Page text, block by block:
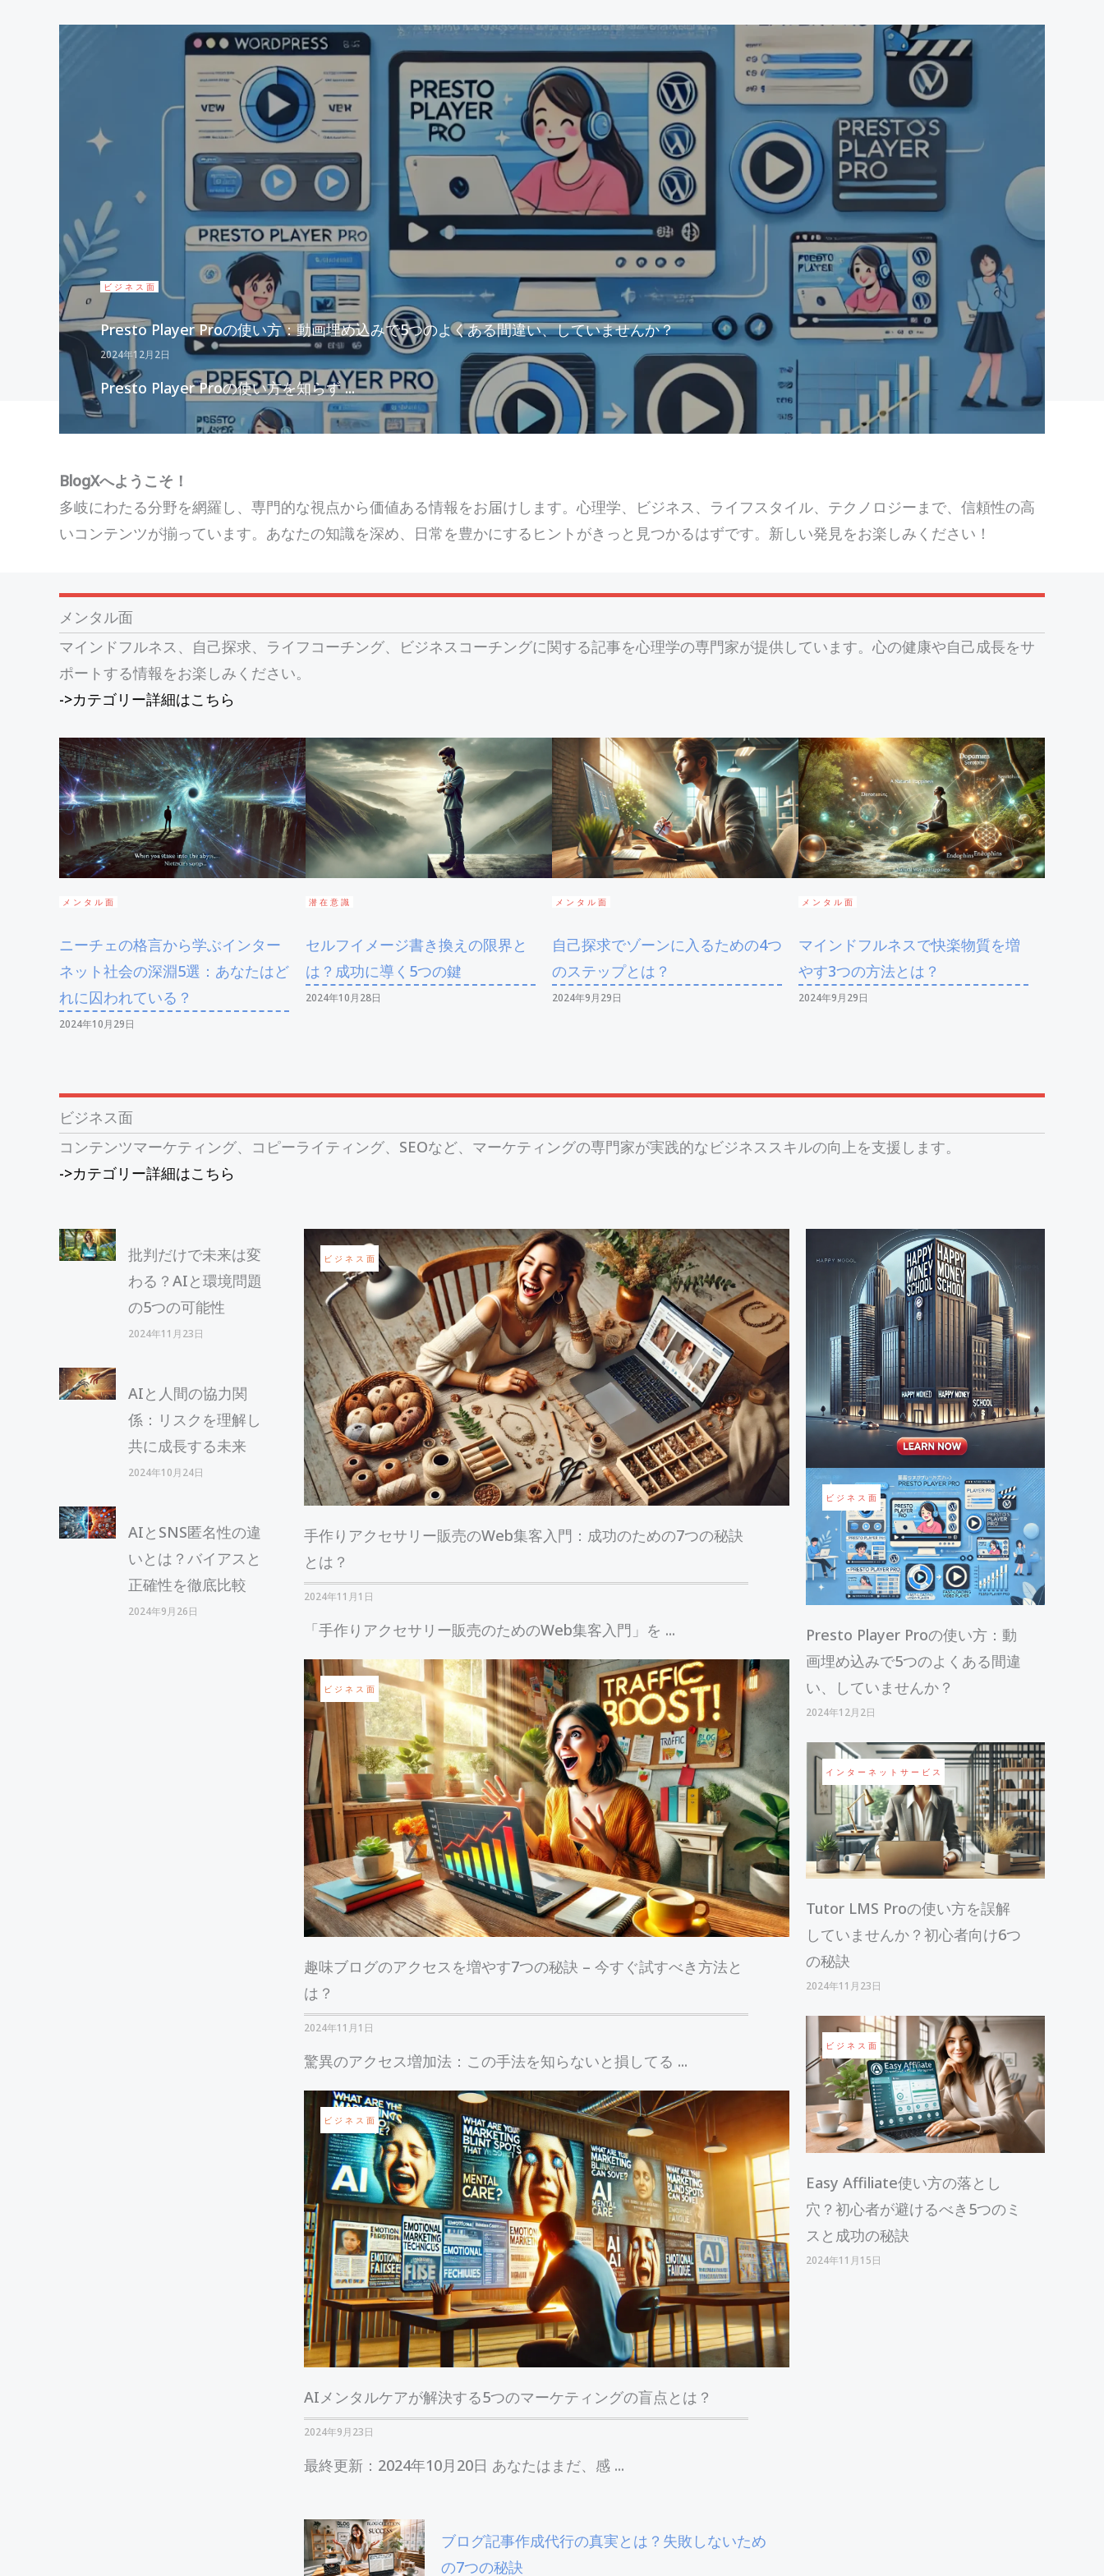
ビジネス面
Presto Player Proの使い方：動画埋め込みで5つのよくある間違い、していませんか？
2024年12月2日
Presto Player Proの使い方を知らず ...
BlogXへようこそ！
多岐にわたる分野を網羅し、専門的な視点から価値ある情報をお届けします。心理学、ビジネス、ライフスタイル、テクノロジーまで、信頼性の高
いコンテンツが揃っています。あなたの知識を深め、日常を豊かにするヒントがきっと見つかるはずです。新しい発見をお楽しみください！
メンタル面
マインドフルネス、自己探求、ライフコーチング、ビジネスコーチングに関する記事を心理学の専門家が提供しています。心の健康や自己成長をサ
ポートする情報をお楽しみください。
->カテゴリー詳細はこちら
メンタル面
ニーチェの格言から学ぶインター
ネット社会の深淵5選：あなたはど
れに囚われている？
2024年10月29日
潜在意識
セルフイメージ書き換えの限界と
は？成功に導く5つの鍵
2024年10月28日
メンタル面
自己探求でゾーンに入るための4つ
のステップとは？
2024年9月29日
メンタル面
マインドフルネスで快楽物質を増
やす3つの方法とは？
2024年9月29日
ビジネス面
コンテンツマーケティング、コピーライティング、SEOなど、マーケティングの専門家が実践的なビジネススキルの向上を支援します。
->カテゴリー詳細はこちら
批判だけで未来は変
わる？AIと環境問題
の5つの可能性
2024年11月23日
AIと人間の協力関
係：リスクを理解し
共に成長する未来
2024年10月24日
AIとSNS匿名性の違
いとは？バイアスと
正確性を徹底比較
2024年9月26日
ビジネス面
手作りアクセサリー販売のWeb集客入門：成功のための7つの秘訣
とは？
2024年11月1日
「手作りアクセサリー販売のためのWeb集客入門」を ...
ビジネス面
趣味ブログのアクセスを増やす7つの秘訣 – 今すぐ試すべき方法と
は？
2024年11月1日
驚異のアクセス増加法：この手法を知らないと損してる ...
ビジネス面
AIメンタルケアが解決する5つのマーケティングの盲点とは？
2024年9月23日
最終更新：2024年10月20日 あなたはまだ、感 ...
ブログ記事作成代行の真実とは？失敗しないため
の7つの秘訣
ビジネス面
Presto Player Proの使い方：動
画埋め込みで5つのよくある間違
い、していませんか？
2024年12月2日
インターネットサービス
Tutor LMS Proの使い方を誤解
していませんか？初心者向け6つ
の秘訣
2024年11月23日
ビジネス面
Easy Affiliate使い方の落とし
穴？初心者が避けるべき5つのミ
スと成功の秘訣
2024年11月15日